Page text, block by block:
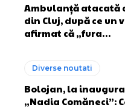
Ambulanță atacată
din Cluj, după ce un
afirmat că „fura…
Diverse noutati
Bolojan, la
„Nadia Comăneci”: